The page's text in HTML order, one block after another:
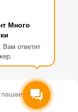
Много
Вам ответит
15 000₽